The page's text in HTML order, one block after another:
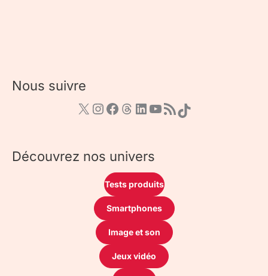
Nous suivre
Découvrez nos univers
Tests produits
Smartphones
Image et son
Jeux vidéo